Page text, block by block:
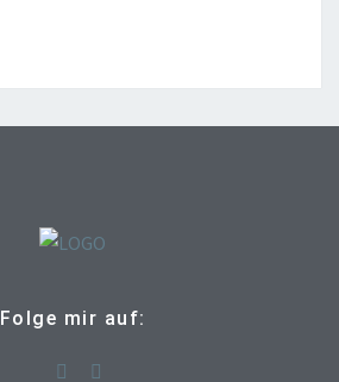
Folge mir auf: